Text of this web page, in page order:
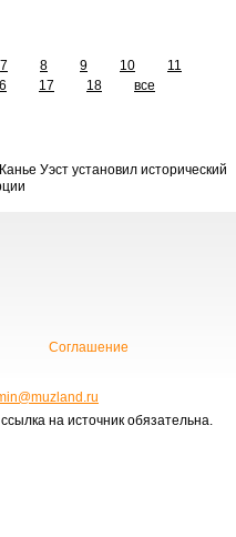
7 8 9 10
11
17 18 все
Канье Уэст установил исторический
Соглашение
на источник обязательна.